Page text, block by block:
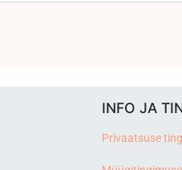
INFO JA
Privaatsuse